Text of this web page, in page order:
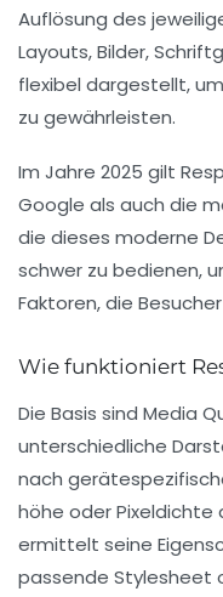
Auflösung des
Layouts, Bilder,
flexibel dargestellt,
zu gewährleisten.
Im Jahre 2025 gilt
Google als auch die
die dieses moderne
schwer zu bedienen,
Faktoren, die
Wie funktioniert
Die Basis sind Media
unterschiedliche
nach
höhe oder Pixeldichte
ermittelt seine
passende Stylesheet